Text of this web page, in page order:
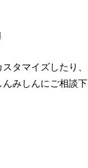
タマイズしたり
んみしんにご相